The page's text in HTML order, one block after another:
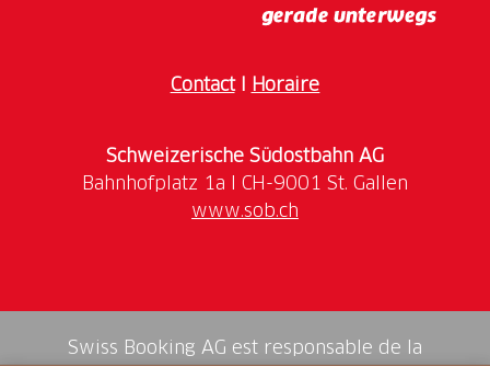
ContactI Horaire
Schweizerische Südostbahn AG
www.sob.ch
Swiss Booking AG est responsable de la